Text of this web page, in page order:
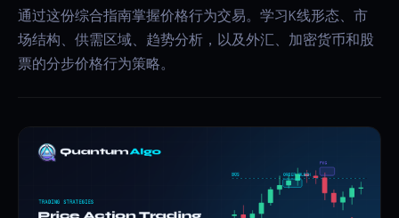
通过这份综合指南掌握价格行为交易。学习K线形态、市
场结构、供需区域、趋势分析，以及外汇、加密货币和股
票的分步价格行为策略。